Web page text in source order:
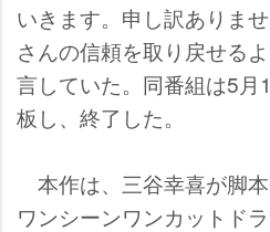
いきます。申し訳ありま
さんの信頼を取り戻せる
言していた。同番組は5月
板し、終了した。
本作は、三谷幸喜が脚
ワンシーンワンカットド